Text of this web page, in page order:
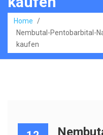
Home
/
Nembutal-Pentobarbital-
kaufen